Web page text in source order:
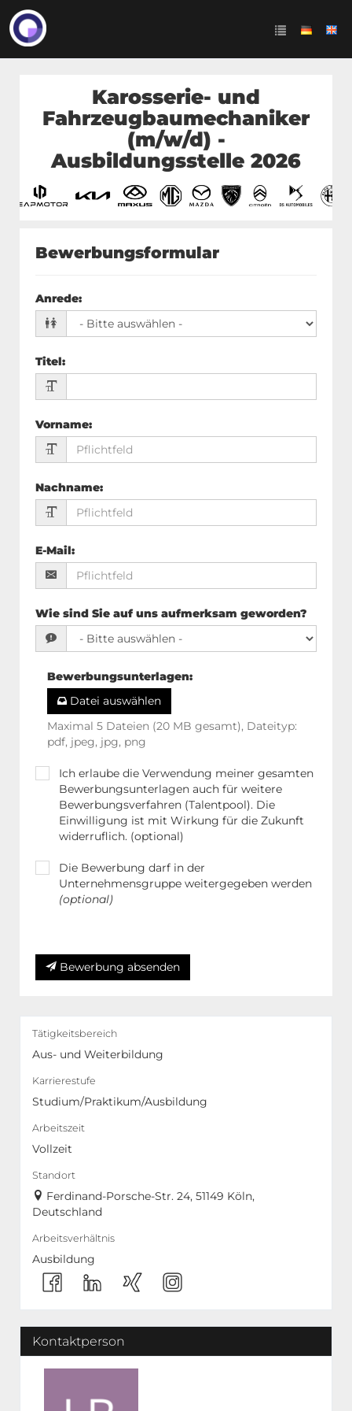
Karosserie- und
Fahrzeugbaumechaniker
(m/w/d) -
Ausbildungsstelle 2026
Bewerbungsformular
Anrede:
Titel:
Vorname:
Nachname:
E-Mail:
Wie sind Sie auf uns aufmerksam geworden?
Bewerbungsunterlagen:
Datei auswählen
Maximal 5 Dateien (20 MB gesamt), Dateityp:
pdf, jpeg, jpg, png
Ich erlaube die Verwendung meiner gesamten
Bewerbungsunterlagen auch für weitere
Bewerbungsverfahren (Talentpool). Die
Einwilligung ist mit Wirkung für die Zukunft
widerruflich. (optional)
Die Bewerbung darf in der
Unternehmensgruppe weitergegeben werden
(optional)
Bewerbung absenden
Tätigkeitsbereich
Aus- und Weiterbildung
Karrierestufe
Studium/Praktikum/Ausbildung
Arbeitszeit
Vollzeit
Standort
Ferdinand-Porsche-Str. 24, 51149 Köln,
Deutschland
Arbeitsverhältnis
Ausbildung
Kontaktperson